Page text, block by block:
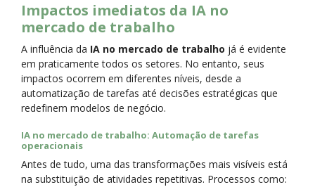
Impactos imediatos da IA no
mercado de trabalho
A influência da IA no mercado de trabalho já é evidente
em praticamente todos os setores. No entanto, seus
impactos ocorrem em diferentes níveis, desde a
automatização de tarefas até decisões estratégicas que
redefinem modelos de negócio.
IA no mercado de trabalho: Automação de tarefas
operacionais
Antes de tudo, uma das transformações mais visíveis está
na substituição de atividades repetitivas. Processos como: